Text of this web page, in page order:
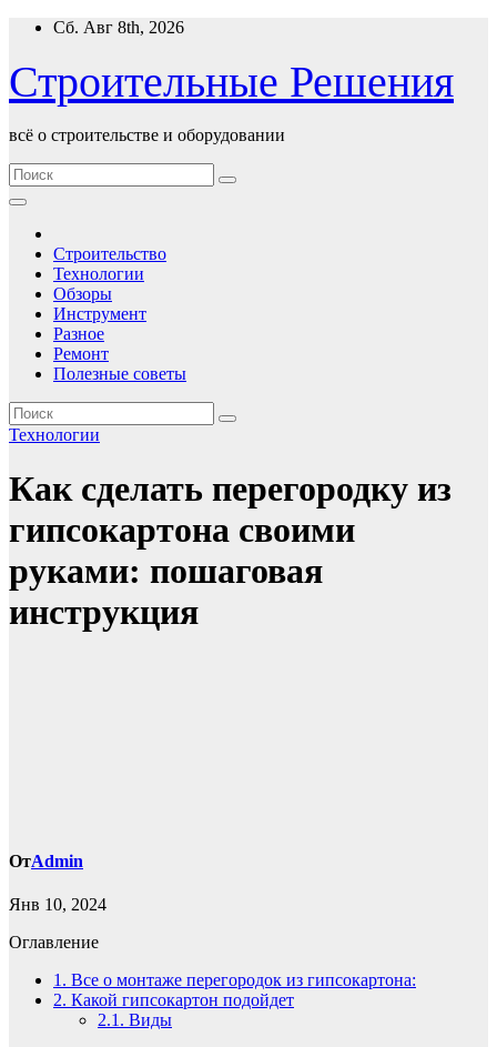
Перейти
содержимому
Сб. Авг 8th, 2026
Строительные Решения
всё о строительстве и оборудовании
Строительство
Технологии
Обзоры
Инструмент
Разное
Ремонт
Полезные советы
Технологии
Как сделать перегородку из
гипсокартона своими
руками: пошаговая
инструкция
ОтAdmin
Янв 10, 2024
Оглавление
1. Все о монтаже перегородок из гипсокартона:
2. Какой гипсокартон подойдет
2.1. Виды